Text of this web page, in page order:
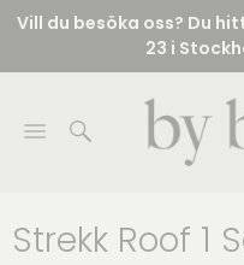
Vill du besöka oss? Du
23 i
Strekk Roof 1